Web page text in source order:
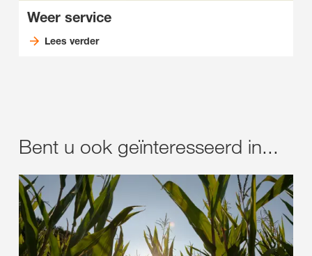
Weer service
Lees verder
Bent u ook geïnteresseerd in...